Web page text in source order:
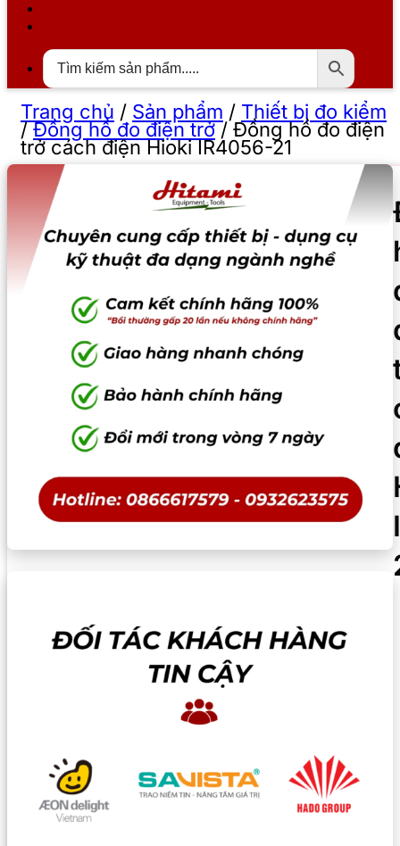
Trang chủ / Sản phẩm / Thiết bị đo kiểm
/Đồng hồ đo điện trở/Đồng hồ đo điện
trở cách điện Hioki IR4056-21